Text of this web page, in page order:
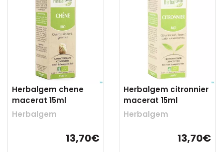
Herbalgem chene
macerat 15ml
Herbalgem
13,70€
Herbalgem citronnier
macerat 15ml
Herbalgem
13,70€